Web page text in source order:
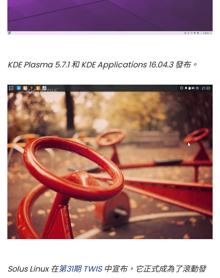
KDE Plasma 5.7.1 和 KDE Applications 16.04.3 發布。
Solus Linux 在第31期 TWIS中宣布，它正式成為了滾動發